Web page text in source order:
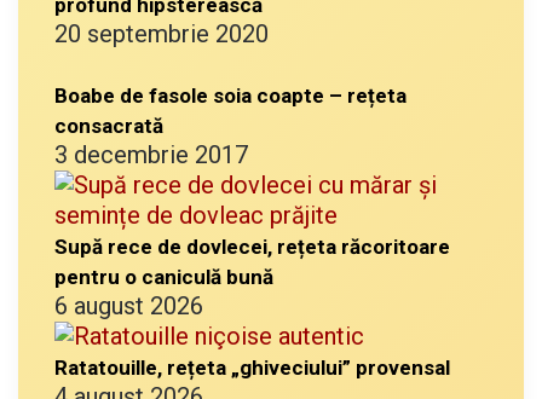
profund hipsterească
20 septembrie 2020
Boabe de fasole soia coapte – rețeta
consacrată
3 decembrie 2017
Supă rece de dovlecei, rețeta răcoritoare
pentru o caniculă bună
6 august 2026
Ratatouille, rețeta „ghiveciului” provensal